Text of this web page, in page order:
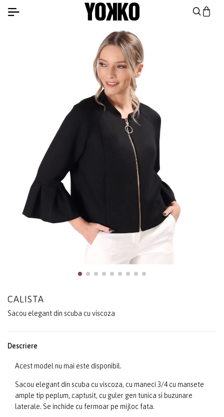
CALISTA
Sacou elegant din scuba cu viscoza
Descriere
Acest model nu mai este disponibil.
Sacou elegant din scuba cu viscoza, cu maneci 3/4 cu mansete
ample tip peplum, captusit, cu guler gen tunica si buzunare
laterale. Se inchide cu fermoar pe mijloc fata.